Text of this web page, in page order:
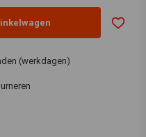
(werkdagen)